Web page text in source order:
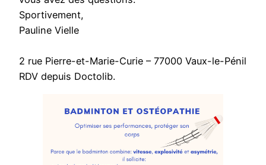
Sportivement,
Pauline Vielle
2 rue Pierre-et-Marie-Curie – 77000 Vaux-le-Pénil
RDV depuis Doctolib.